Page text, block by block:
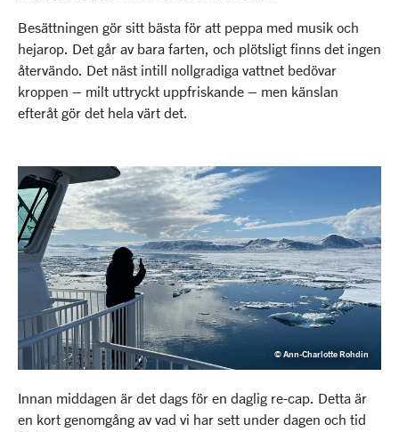
Besättningen gör sitt bästa för att peppa med musik och
hejarop. Det går av bara farten, och plötsligt finns det ingen
återvändo. Det näst intill nollgradiga vattnet bedövar
kroppen – milt uttryckt uppfriskande – men känslan
efteråt gör det hela värt det.
© Ann-Charlotte Rohdin
Innan middagen är det dags för en daglig re-cap. Detta är
en kort genomgång av vad vi har sett under dagen och tid